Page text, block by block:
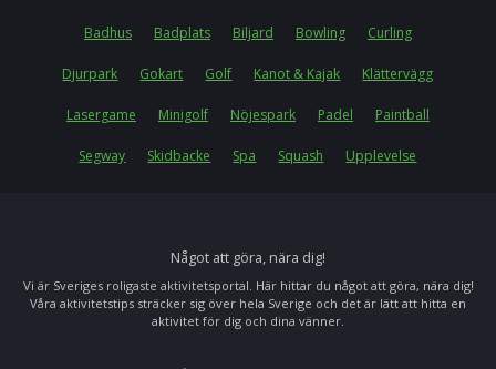
Badhus Badplats Biljard Bowling Curling
Djurpark Gokart Golf Kanot & Kajak Klättervägg
Lasergame Minigolf Nöjespark Padel Paintball
Segway Skidbacke Spa Squash Upplevelse
Något att göra, nära dig!
Vi är Sveriges roligaste aktivitetsportal. Här hittar du något att göra, nära dig!
Våra aktivitetstips sträcker sig över hela Sverige och det är lätt att hitta en
aktivitet för dig och dina vänner.